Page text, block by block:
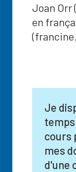
Joan Orr
en
Je
cours
mes
d'une